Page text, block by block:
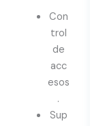
Con
trol
de
acc
esos
.
Sup